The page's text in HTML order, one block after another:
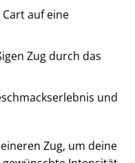
auf eine
Zug durch das
und
Zug, um deine